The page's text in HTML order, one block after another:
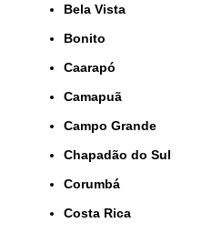
Bela Vista
Bonito
Caarapó
Camapuã
Campo Grande
Chapadão do Sul
Corumbá
Costa Rica